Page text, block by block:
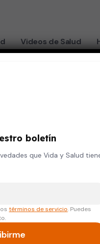
Videos de Salud
boletín
que Vida y Salud
términos de servicio. Puedes